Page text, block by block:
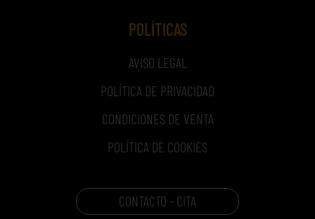
POLÍTICAS
AVISO LEGAL
POLÍTICA DE PRIVACIDAD
CONDICIONES DE VENTA
POLÍTICA DE COOKIES
CONTACTO - CITA